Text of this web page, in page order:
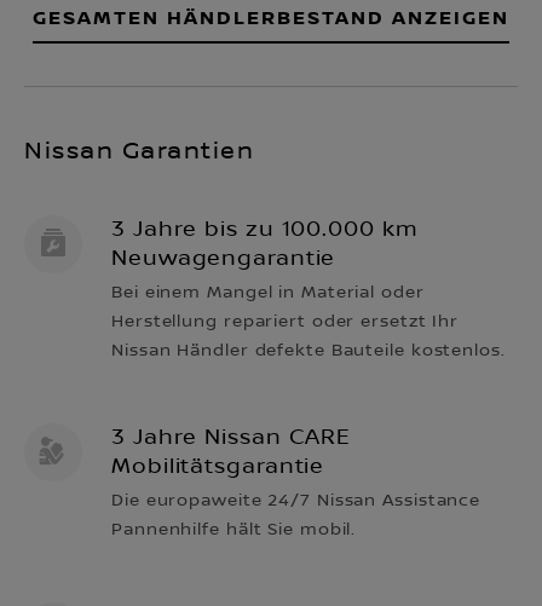
GESAMTEN HÄNDLERBESTAND ANZEIGEN
Nissan Garantien
3 Jahre bis zu 100.000 km
Neuwagengarantie
Bei einem Mangel in Material oder
Herstellung repariert oder ersetzt Ihr
Nissan Händler defekte Bauteile kostenlos.
3 Jahre Nissan CARE
Mobilitätsgarantie
Die europaweite 24/7 Nissan Assistance
Pannenhilfe hält Sie mobil.